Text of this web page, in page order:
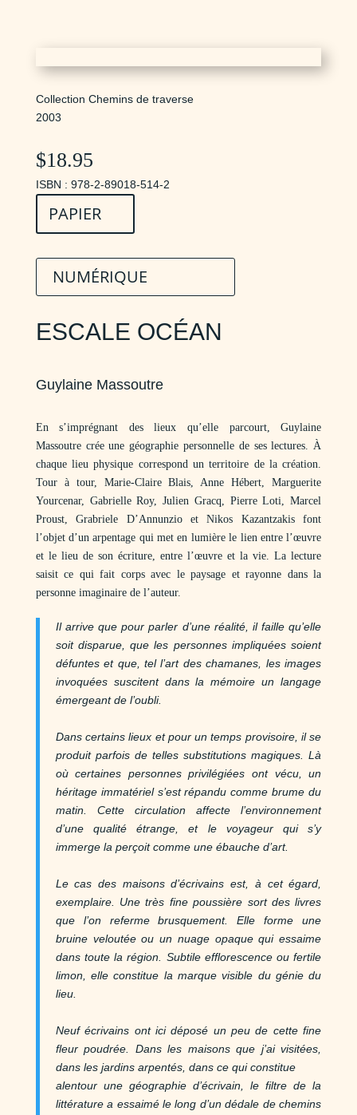
Collection Chemins de traverse
2003
$18.95
ISBN : 978-2-89018-514-2
PAPIER
NUMÉRIQUE
ESCALE OCÉAN
Guylaine Massoutre
En s’imprégnant des lieux qu’elle parcourt, Guylaine
Massoutre crée une géographie personnelle de ses lectures. À
chaque lieu physique correspond un territoire de la création.
Tour à tour, Marie-Claire Blais, Anne Hébert, Marguerite
Yourcenar, Gabrielle Roy, Julien Gracq, Pierre Loti, Marcel
Proust, Grabriele D’Annunzio et Nikos Kazantzakis font
l’objet d’un arpentage qui met en lumière le lien entre l’œuvre
et le lieu de son écriture, entre l’œuvre et la vie. La lecture
saisit ce qui fait corps avec le paysage et rayonne dans la
personne imaginaire de l’auteur.
Il arrive que pour parler d’une réalité, il faille qu’elle
soit disparue, que les personnes impliquées soient
défuntes et que, tel l’art des chamanes, les images
invoquées suscitent dans la mémoire un langage
émergeant de l’oubli.
Dans certains lieux et pour un temps provisoire, il se
produit parfois de telles substitutions magiques. Là
où certaines personnes privilégiées ont vécu, un
héritage immatériel s’est répandu comme brume du
matin. Cette circulation affecte l’environnement
d’une qualité étrange, et le voyageur qui s’y
immerge la perçoit comme une ébauche d’art.
Le cas des maisons d’écrivains est, à cet égard,
exemplaire. Une très fine poussière sort des livres
que l’on referme brusquement. Elle forme une
bruine veloutée ou un nuage opaque qui essaime
dans toute la région. Subtile efflorescence ou fertile
limon, elle constitue la marque visible du génie du
lieu.
Neuf écrivains ont ici déposé un peu de cette fine
fleur poudrée. Dans les maisons que j’ai visitées,
dans les jardins arpentés, dans ce qui constitue
alentour une géographie d’écrivain, le filtre de la
littérature a essaimé le long d’un dédale de chemins